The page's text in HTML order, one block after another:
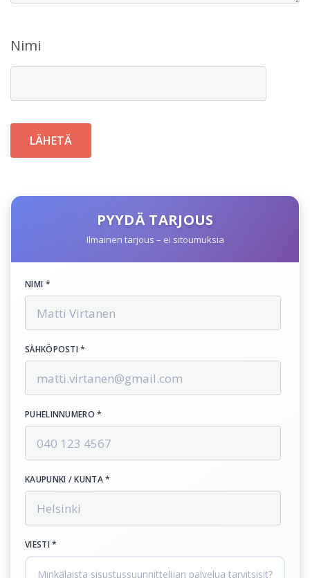
Nimi
PYYDÄ TARJOUS
Ilmainen tarjous – ei sitoumuksia
NIMI *
SÄHKÖPOSTI *
PUHELINNUMERO *
KAUPUNKI / KUNTA *
VIESTI *